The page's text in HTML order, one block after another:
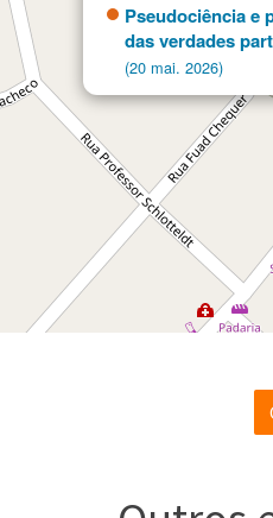
Pseudociência e
das verdades
(20 mai. 2026)